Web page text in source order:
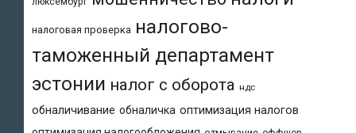
налоговая проверка налогово-
таможенный департамент
эстонии налог с оборота ндс
обналичивание обналичка оптимизация налогов